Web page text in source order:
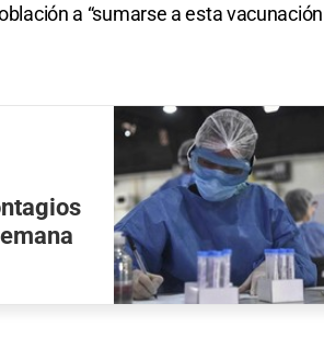
a “sumarse a esta